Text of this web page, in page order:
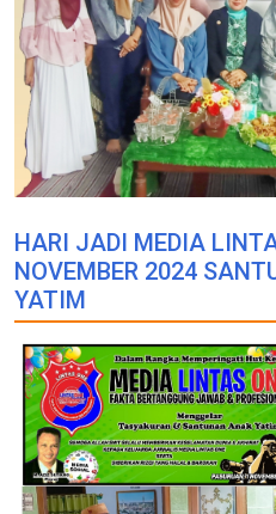
HARI JADI MEDIA
NOVEMBER 2024
YATIM